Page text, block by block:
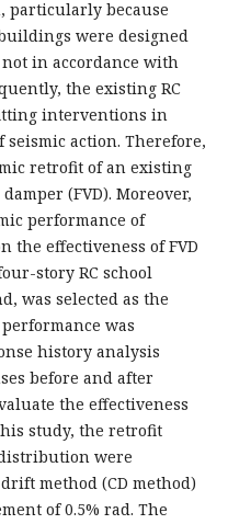
particularly because
were designed
in accordance with
the existing RC
interventions in
action. Therefore,
retrofit of an existing
(FVD). Moreover,
performance of
the effectiveness of FVD
story RC school
was selected as the
was
history analysis
before and after
the effectiveness
study, the retrofit
were
method (CD method)
of 0.5% rad. The